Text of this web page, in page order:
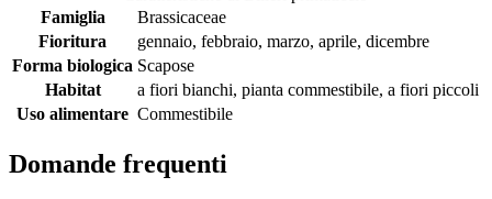
Famiglia
Brassicaceae
Fioritura
gennaio, febbraio, marzo, aprile, dicembre
Forma biologica Scapose
Habitat
a fiori bianchi, pianta commestibile, a fiori piccoli
Uso alimentare Commestibile
Domande frequenti